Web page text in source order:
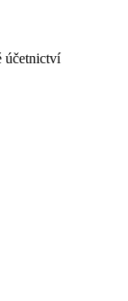
účetnictví